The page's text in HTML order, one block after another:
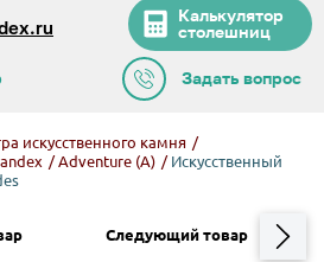
Калькулятор
столешниц
Задать вопрос
искусственного камня /
/ Adventure (A) / Искусственный